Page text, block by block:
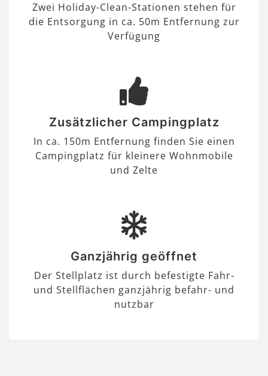
Zwei Holiday-Clean-Stationen stehen für
die Entsorgung in ca. 50m Entfernung zur
Verfügung
Zusätzlicher Campingplatz
In ca. 150m Entfernung finden Sie einen
Campingplatz für kleinere Wohnmobile
und Zelte
Ganzjährig geöffnet
Der Stellplatz ist durch befestigte Fahr-
und Stellflächen ganzjährig befahr- und
nutzbar